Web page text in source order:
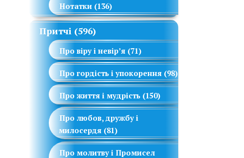
Нотатки (136)
Притчі (596)
Про віру і невір’я (71)
Про гордість і упокорення (98)
Про життя і мудрість (150)
Про любов, дружбу і
милосердя (81)
Про молитву і Промисел